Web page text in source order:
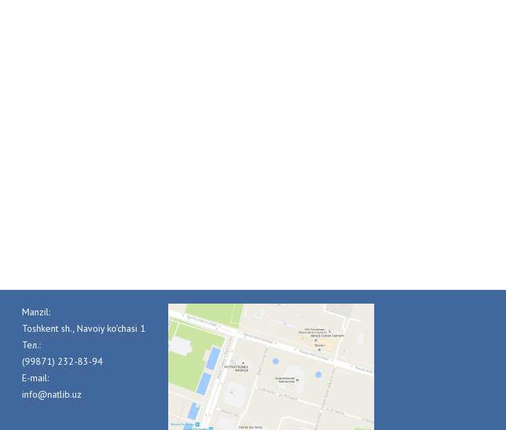
Manzil:
Toshkent sh., Navoiy ko'chasi 1
Тел.:
(99871) 232-83-94
E-mail:
info@natlib.uz